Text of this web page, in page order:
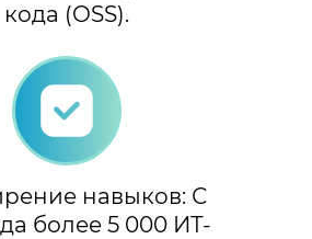
кода (OSS).
навыков: С
более 5 000 ИТ-